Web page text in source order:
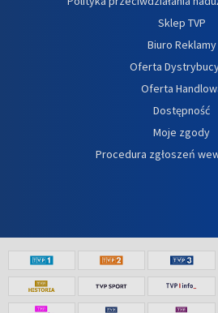
Sklep TVP
Biuro Reklamy
Oferta
Oferta
Dostępność
Moje zgody
Procedura zgłoszeń